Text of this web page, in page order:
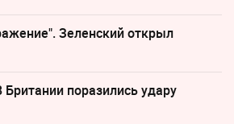
Зеленский открыл
Британии поразились удару